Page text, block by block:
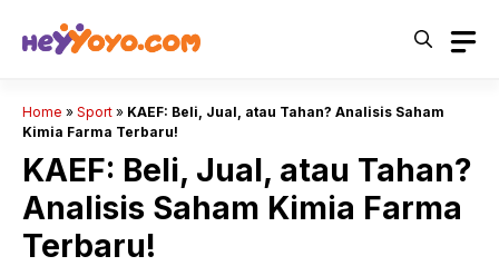
Home » Sport » KAEF: Beli, Jual, atau Tahan? Analisis Saham
Kimia Farma Terbaru!
KAEF: Beli, Jual, atau Tahan?
Analisis Saham Kimia Farma
Terbaru!